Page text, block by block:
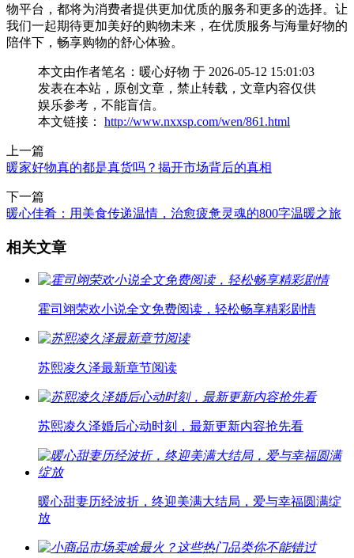
物平台，都将为消费者提供更加优质的服务和更多的选择。让
我们一起期待更加美好的购物未来，在优质服务与海量好物的
陪伴下，畅享购物的舒心体验。
本文由作者笔名：暖心好物 于 2026-05-12 15:01:03
发表在本站，原创文章，禁止转载，文章内容仅供
娱乐参考，不能盲信。
本文链接： http://www.nxxsp.com/wen/861.html
上一篇
暖家好物真的都是真货吗？揭开市场背后的真相
下一篇
暖心佳肴：用美食传递温情，治愈疲惫灵魂的800字温暖之旅
相关文章
霍司翊荣欢小说全文免费阅读，轻松畅享精彩剧情
苏熙凌久泽最新章节阅读
苏熙凌久泽婚后心动时刻，最新更新内容抢先看
暖心甜妻历经波折，终迎美满大结局，爱与幸福圆满绽
放